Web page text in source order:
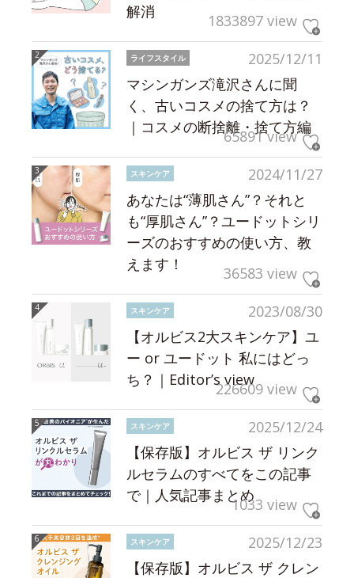
解消
1833897 view
2025/12/11
ライフスタイル
マシンガンズ滝沢さんに聞
く、古いコスメの捨て方は？
｜コスメの断捨離・捨て方編
65891 view
2024/11/27
スキンケア
あなたは“薄肌さん”？それと
も“厚肌さん”？ユードットシリ
ーズのおすすめの使い方、教
えます！
36583 view
2023/08/30
スキンケア
【オルビス2大スキンケア】ユ
ー or ユードット 私にはどっ
ち？｜Editor’s view226609 view
2025/12/24
スキンケア
【保存版】オルビス ザ リンク
ルセラムのすべてをこの記事
で｜人気記事まとめ1033 view
2025/12/23
スキンケア
【保存版】オルビス ザ クレン